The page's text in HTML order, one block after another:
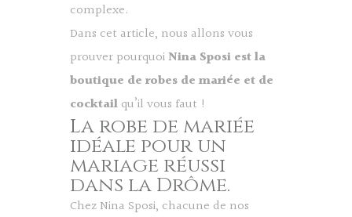
complexe.
Dans cet article, nous allons vous
prouver pourquoiNina Sposi est la
boutique de robes de mariée et de
cocktail qu’il vous faut !
La robe de mariée
idéale pour un
mariage réussi
dans la Drôme.
Chez Nina Sposi, chacune de nos